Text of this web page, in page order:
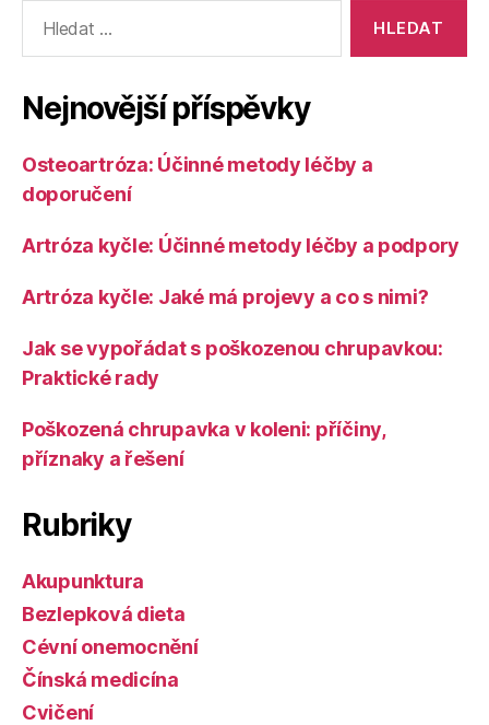
vyhledávání:
Nejnovější příspěvky
Osteoartróza: Účinné metody léčby a
doporučení
Artróza kyčle: Účinné metody léčby a podpory
Artróza kyčle: Jaké má projevy a co s nimi?
Jak se vypořádat s poškozenou chrupavkou:
Praktické rady
Poškozená chrupavka v koleni: příčiny,
příznaky a řešení
Rubriky
Akupunktura
Bezlepková dieta
Cévní onemocnění
Čínská medicína
Cvičení